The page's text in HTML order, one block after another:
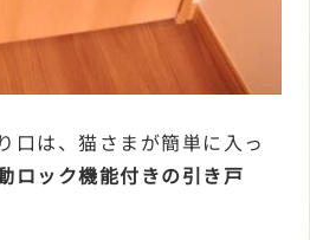
口は、猫さまが簡単に入っ
ロック機能付きの引き戸